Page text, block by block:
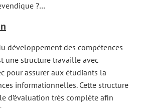
?…
développement des compétences
une structure travaille avec
pour assurer aux étudiants la
informationnelles. Cette structure
d’évaluation très complète afin